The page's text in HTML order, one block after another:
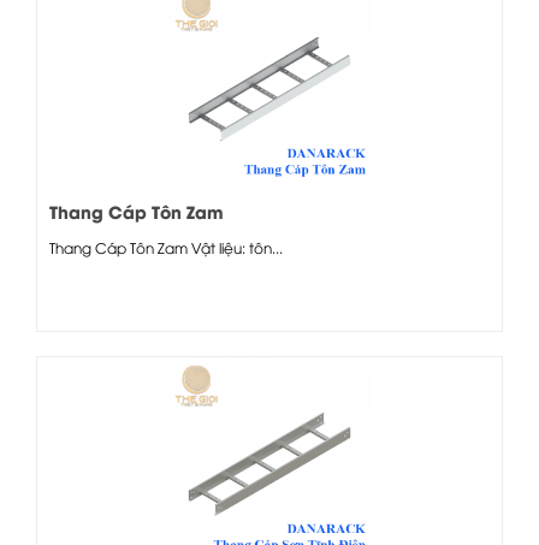
Thang Cáp Tôn Zam
Thang Cáp Tôn Zam Vật liệu: tôn...